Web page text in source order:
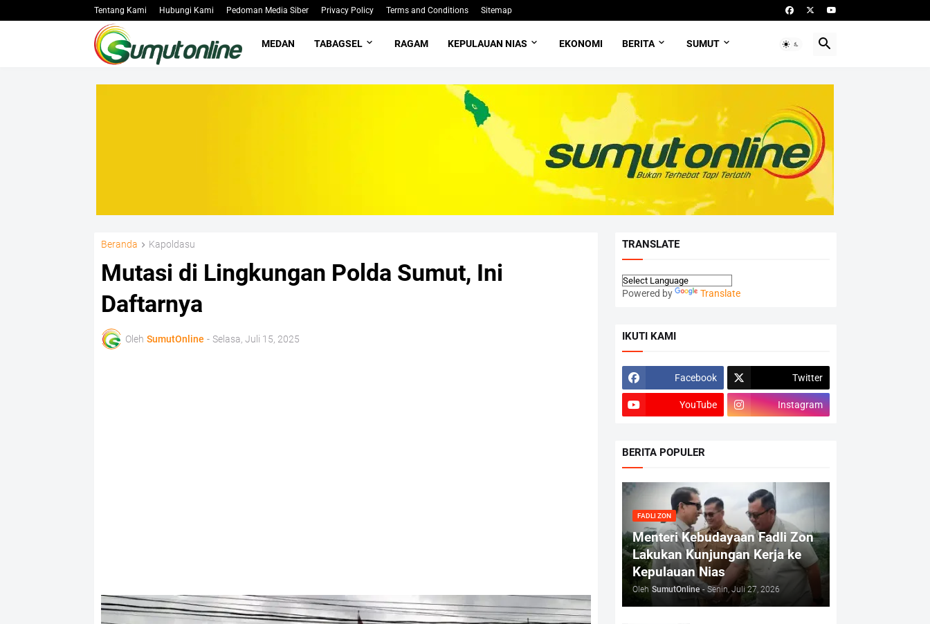
Tentang Kami Hubungi Kami Pedoman Media Siber Privacy Policy Terms and Conditions Sitemap
MEDAN TABAGSEL RAGAM KEPULAUAN NIAS EKONOMI BERITA SUMUT
Beranda Kapoldasu
Mutasi di Lingkungan Polda Sumut, Ini
Daftarnya
Oleh SumutOnline - Selasa, Juli 15, 2025
TRANSLATE
Powered by Translate
IKUTI KAMI
Facebook Twitter
YouTube Instagram
BERITA POPULER
FADLI ZON
Menteri Kebudayaan Fadli Zon
Lakukan Kunjungan Kerja ke
Kepulauan Nias
Oleh SumutOnline - Senin, Juli 27, 2026